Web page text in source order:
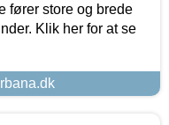
fører store og brede
Klik her for at se